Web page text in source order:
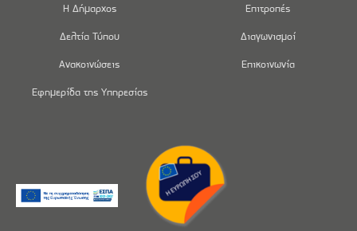
Η Δήμαρχος
Δελτία Τύπου
Ανακοινώσεις
Εφημερίδα της Υπηρεσίας
Επιτροπές
Διαγωνισμοί
Επικοινωνία